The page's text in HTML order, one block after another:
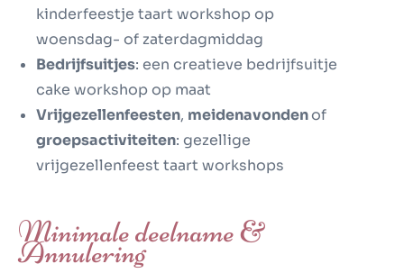
kinderfeestje taart workshopop
woensdag- of zaterdagmiddag
Bedrijfsuitjes: een creatieve bedrijfsuitje
cake workshopop maat
Vrijgezellenfeesten, meidenavondenof
groepsactiviteiten: gezellige
vrijgezellenfeest taart workshops
Minimale deelname &
Annulering